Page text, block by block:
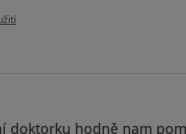
Váš účet byl odstraněn
doktorku hodně nam